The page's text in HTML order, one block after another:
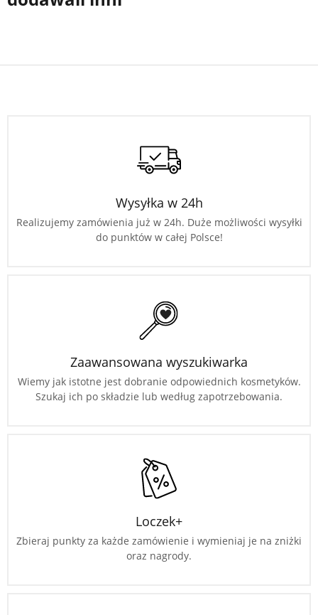
Wysyłka w 24h
Realizujemy zamówienia już w 24h. Duże możliwości wysyłki
do punktów w całej Polsce!
Zaawansowana wyszukiwarka
Wiemy jak istotne jest dobranie odpowiednich kosmetyków.
Szukaj ich po składzie lub według zapotrzebowania.
Loczek+
Zbieraj punkty za każde zamówienie i wymieniaj je na zniżki
oraz nagrody.